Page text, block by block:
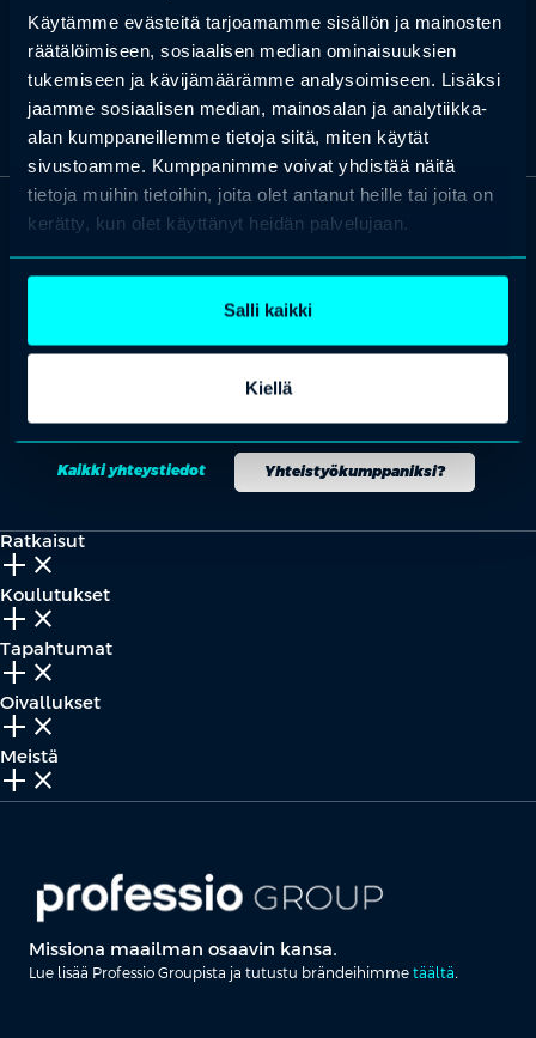
Käytämme evästeitä tarjoamamme sisällön ja mainosten
räätälöimiseen, sosiaalisen median ominaisuuksien
tukemiseen ja kävijämäärämme analysoimiseen. Lisäksi
jaamme sosiaalisen median, mainosalan ja analytiikka-
alan kumppaneillemme tietoja siitä, miten käytät
sivustoamme. Kumppanimme voivat yhdistää näitä
tietoja muihin tietoihin, joita olet antanut heille tai joita on
kerätty, kun olet käyttänyt heidän palvelujaan.
Salli kaikki
Kiellä
Keilaranta 1 A, 02150 Espoo
asiakaspalvelu@professio.fi
Kaikki yhteystiedot Yhteistyökumppaniksi?
Ratkaisut
add_2 close
Koulutukset
add_2 close
Tapahtumat
add_2 close
Oivallukset
add_2 close
Meistä
add_2 close
Missiona maailman osaavin kansa.
Lue lisää Professio Groupista ja tutustu brändeihimme täältä.